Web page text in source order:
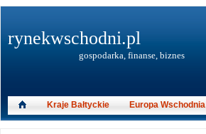
rynekwschodni.pl
gospodarka, finanse, biznes
Kraje Bałtyckie Europa Wschodnia